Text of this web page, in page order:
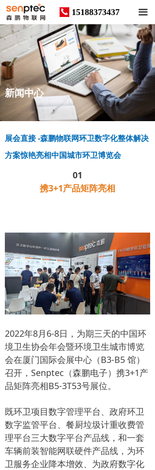
끀
끅 15188373437
展会直接 -森鹏物联网环卫数字化整体解决
方案惊艳亮相中国城市环卫博览会
01
携3+1产品矩阵亮相
2022年8月6-8日，为期三天的中国环
境卫生协会年会暨环境卫生城市博览
会在厦门国际会展中心（B3-B5 馆）
召开，Senptec（森鹏电子）携3+1产
品矩阵亮相B5-3T53号展位。
既环卫项目数字管理平台、政府环卫
数字监管平台、餐厨垃圾计重收费管
理平台三大数字平台产品线，和一套
车辆前装智能网联硬件产品线，为环
卫服务企业降本增效、为政府数字化
News
新闻中心